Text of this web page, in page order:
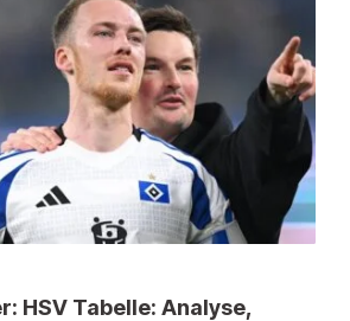
HSV Tabelle: Analyse,